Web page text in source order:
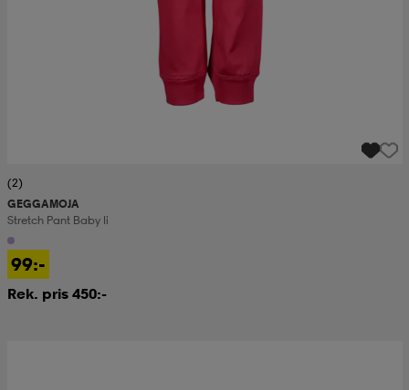
(2)
GEGGAMOJA
Stretch Pant Baby Ii
99:-
Rek. pris 450:-